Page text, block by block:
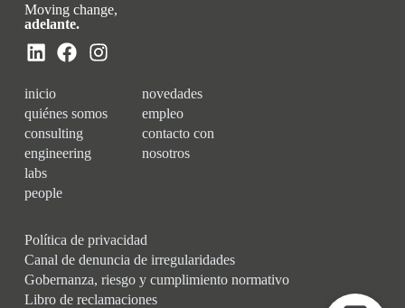
Moving change,
adelante.
inicio
quiénes somos
consulting
engineering
labs
people
novedades
empleo
contacto con
nosotros
Política de privacidad
Canal de denuncia de irregularidades
Gobernanza, riesgo y cumplimiento normativo
Libro de reclamaciones